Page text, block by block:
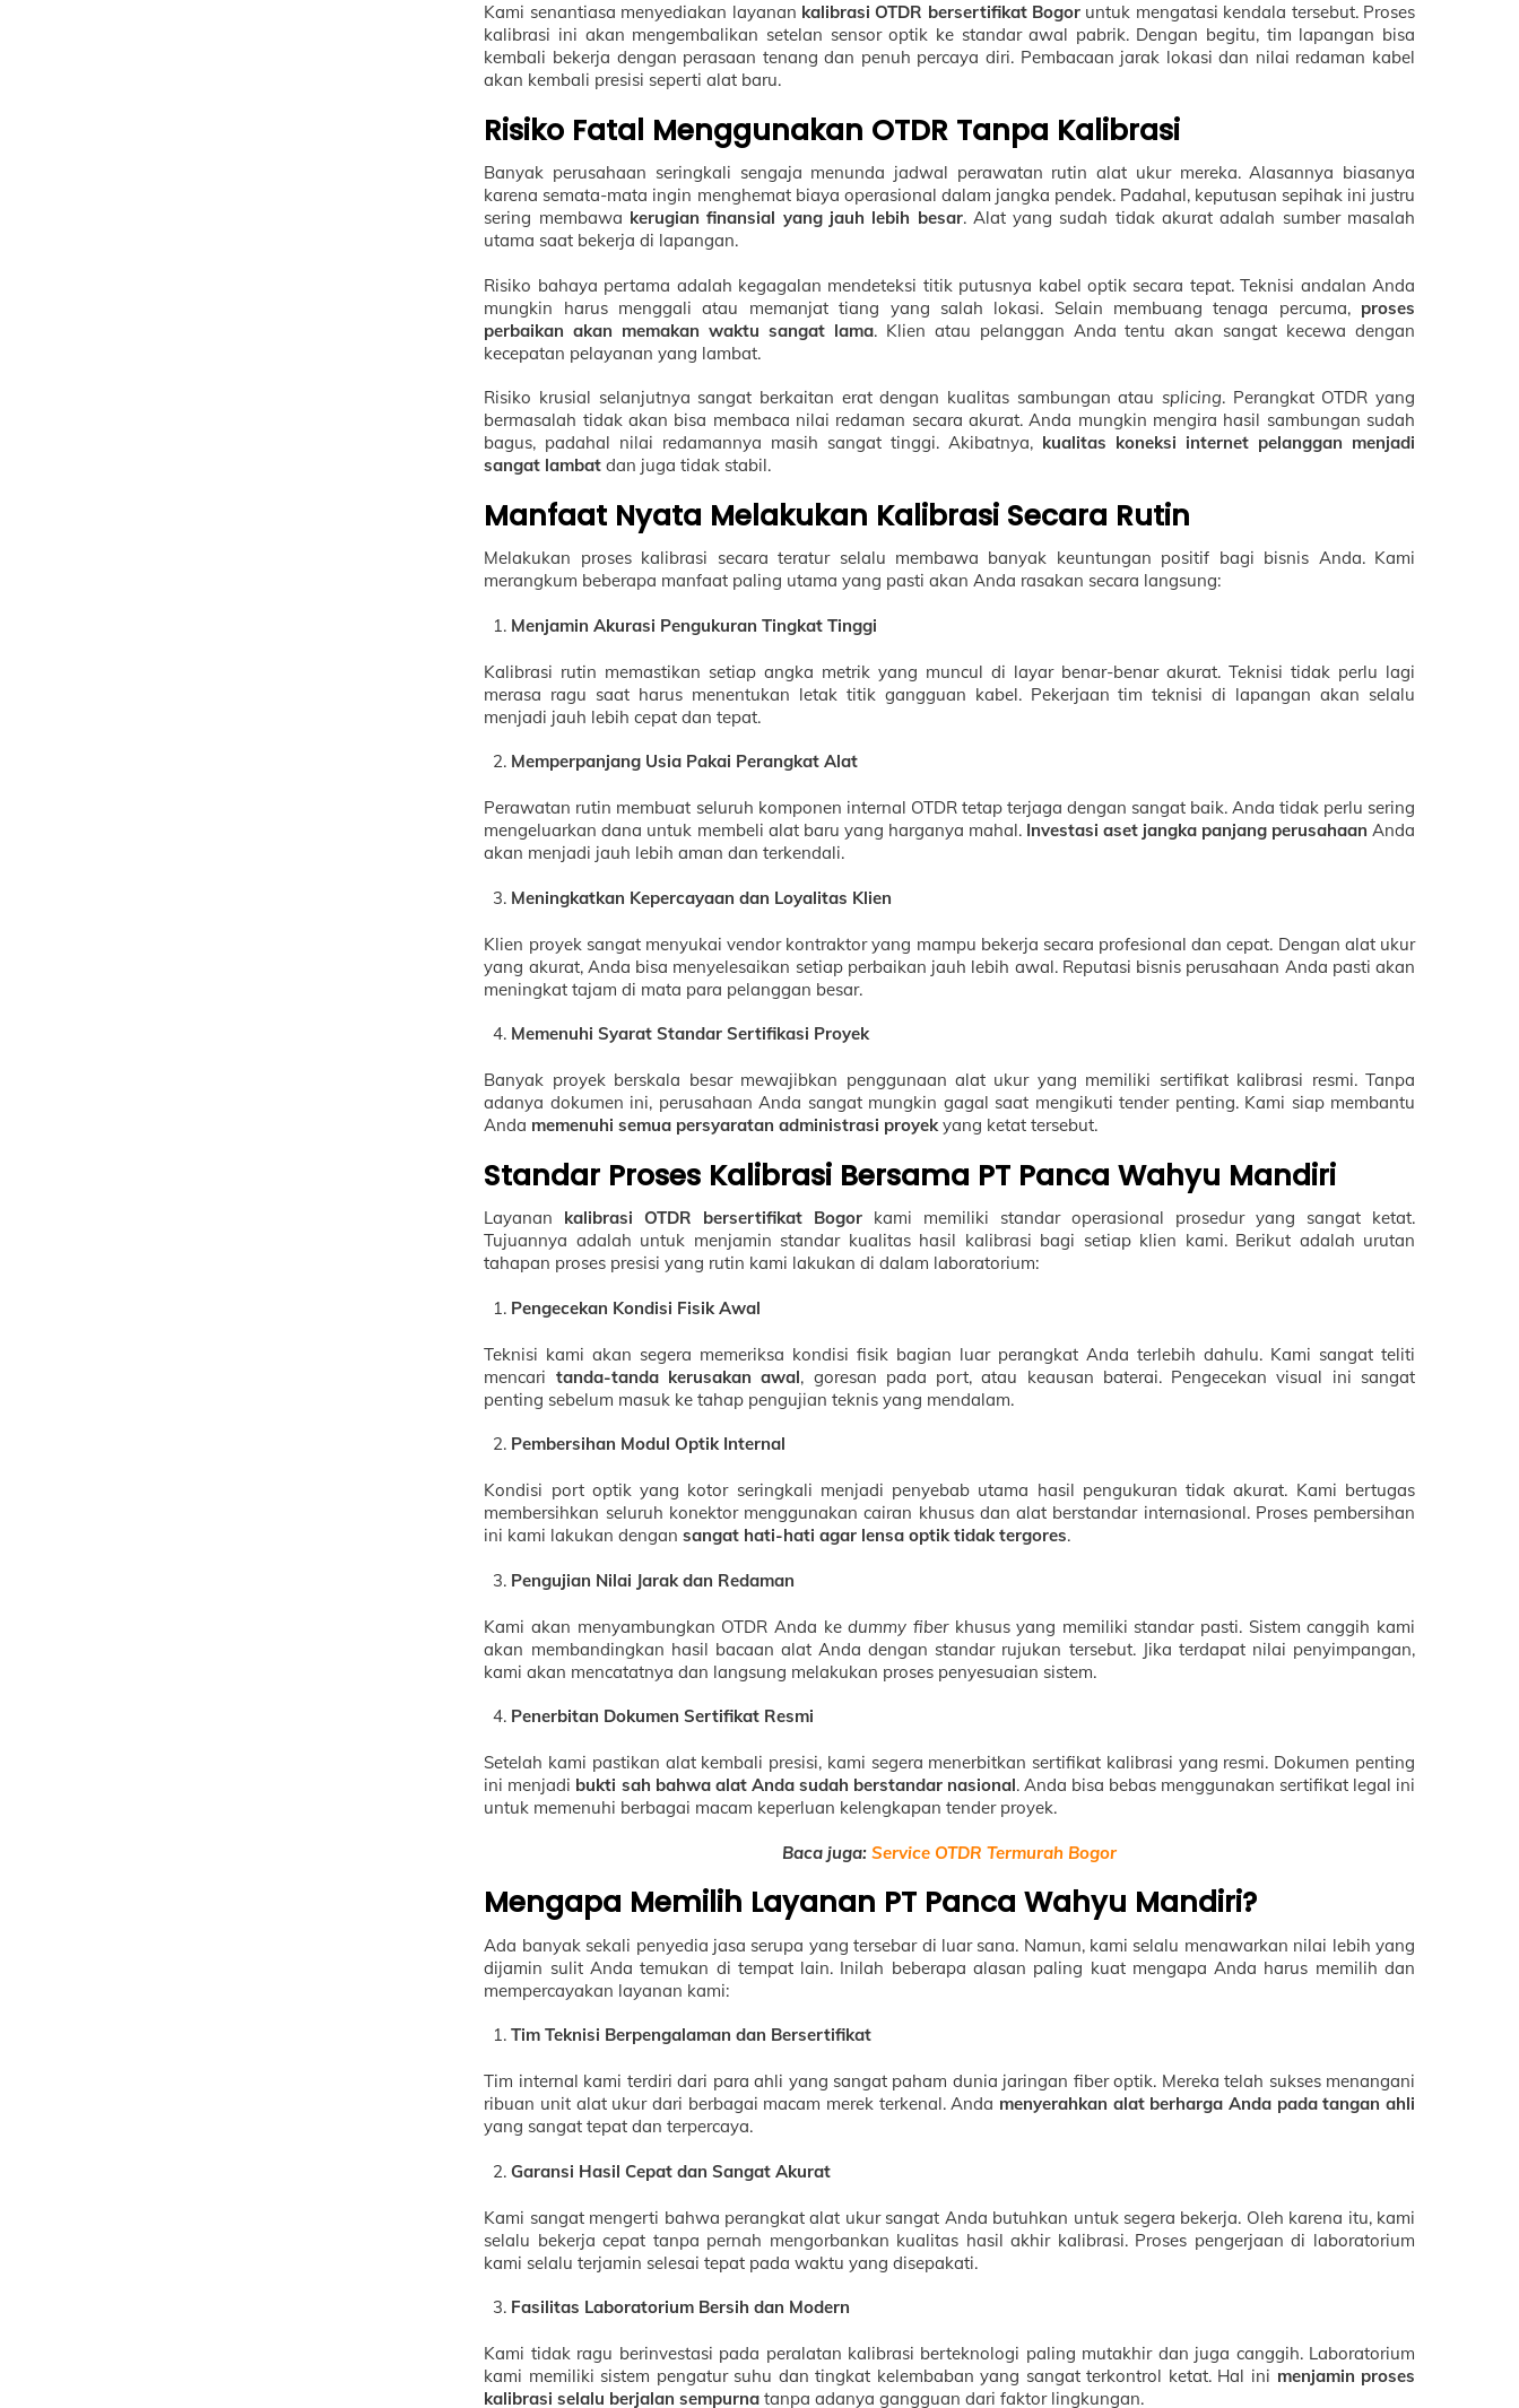
Kami senantiasa menyediakan layanan kalibrasi OTDR bersertifikat Bogor untuk mengatasi kendala tersebut. Proses
kalibrasi ini akan mengembalikan setelan sensor optik ke standar awal pabrik. Dengan begitu, tim lapangan bisa
kembali bekerja dengan perasaan tenang dan penuh percaya diri. Pembacaan jarak lokasi dan nilai redaman kabel
akan kembali presisi seperti alat baru.
Risiko Fatal Menggunakan OTDR Tanpa Kalibrasi
Banyak perusahaan seringkali sengaja menunda jadwal perawatan rutin alat ukur mereka. Alasannya biasanya
karena semata-mata ingin menghemat biaya operasional dalam jangka pendek. Padahal, keputusan sepihak ini justru
sering membawa kerugian finansial yang jauh lebih besar. Alat yang sudah tidak akurat adalah sumber masalah
utama saat bekerja di lapangan.
Risiko bahaya pertama adalah kegagalan mendeteksi titik putusnya kabel optik secara tepat. Teknisi andalan Anda
mungkin harus menggali atau memanjat tiang yang salah lokasi. Selain membuang tenaga percuma, proses
perbaikan akan memakan waktu sangat lama. Klien atau pelanggan Anda tentu akan sangat kecewa dengan
kecepatan pelayanan yang lambat.
Risiko krusial selanjutnya sangat berkaitan erat dengan kualitas sambungan atausplicing. Perangkat OTDR yang
bermasalah tidak akan bisa membaca nilai redaman secara akurat. Anda mungkin mengira hasil sambungan sudah
bagus, padahal nilai redamannya masih sangat tinggi. Akibatnya, kualitas koneksi internet pelanggan menjadi
sangat lambat dan juga tidak stabil.
Manfaat Nyata Melakukan Kalibrasi Secara Rutin
Melakukan proses kalibrasi secara teratur selalu membawa banyak keuntungan positif bagi bisnis Anda. Kami
merangkum beberapa manfaat paling utama yang pasti akan Anda rasakan secara langsung:
Menjamin Akurasi Pengukuran Tingkat Tinggi
Kalibrasi rutin memastikan setiap angka metrik yang muncul di layar benar-benar akurat. Teknisi tidak perlu lagi
merasa ragu saat harus menentukan letak titik gangguan kabel. Pekerjaan tim teknisi di lapangan akan selalu
menjadi jauh lebih cepat dan tepat.
Memperpanjang Usia Pakai Perangkat Alat
Perawatan rutin membuat seluruh komponen internal OTDR tetap terjaga dengan sangat baik. Anda tidak perlu sering
mengeluarkan dana untuk membeli alat baru yang harganya mahal. Investasi aset jangka panjang perusahaan Anda
akan menjadi jauh lebih aman dan terkendali.
Meningkatkan Kepercayaan dan Loyalitas Klien
Klien proyek sangat menyukai vendor kontraktor yang mampu bekerja secara profesional dan cepat. Dengan alat ukur
yang akurat, Anda bisa menyelesaikan setiap perbaikan jauh lebih awal. Reputasi bisnis perusahaan Anda pasti akan
meningkat tajam di mata para pelanggan besar.
Memenuhi Syarat Standar Sertifikasi Proyek
Banyak proyek berskala besar mewajibkan penggunaan alat ukur yang memiliki sertifikat kalibrasi resmi. Tanpa
adanya dokumen ini, perusahaan Anda sangat mungkin gagal saat mengikuti tender penting. Kami siap membantu
Anda memenuhi semua persyaratan administrasi proyekyang ketat tersebut.
Standar Proses Kalibrasi Bersama PT Panca Wahyu Mandiri
Layanan kalibrasi OTDR bersertifikat Bogor kami memiliki standar operasional prosedur yang sangat ketat.
Tujuannya adalah untuk menjamin standar kualitas hasil kalibrasi bagi setiap klien kami. Berikut adalah urutan
tahapan proses presisi yang rutin kami lakukan di dalam laboratorium:
Pengecekan Kondisi Fisik Awal
Teknisi kami akan segera memeriksa kondisi fisik bagian luar perangkat Anda terlebih dahulu. Kami sangat teliti
mencari tanda-tanda kerusakan awal, goresan pada port, atau keausan baterai. Pengecekan visual ini sangat
penting sebelum masuk ke tahap pengujian teknis yang mendalam.
Pembersihan Modul Optik Internal
Kondisi port optik yang kotor seringkali menjadi penyebab utama hasil pengukuran tidak akurat. Kami bertugas
membersihkan seluruh konektor menggunakan cairan khusus dan alat berstandar internasional. Proses pembersihan
ini kami lakukan dengansangat hati-hati agar lensa optik tidak tergores.
Pengujian Nilai Jarak dan Redaman
Kami akan menyambungkan OTDR Anda kedummy fiberkhusus yang memiliki standar pasti. Sistem canggih kami
akan membandingkan hasil bacaan alat Anda dengan standar rujukan tersebut. Jika terdapat nilai penyimpangan,
kami akan mencatatnya dan langsung melakukan proses penyesuaian sistem.
Penerbitan Dokumen Sertifikat Resmi
Setelah kami pastikan alat kembali presisi, kami segera menerbitkan sertifikat kalibrasi yang resmi. Dokumen penting
ini menjadi bukti sah bahwa alat Anda sudah berstandar nasional. Anda bisa bebas menggunakan sertifikat legal ini
untuk memenuhi berbagai macam keperluan kelengkapan tender proyek.
Baca juga:Service OTDR Termurah Bogor
Mengapa Memilih Layanan PT Panca Wahyu Mandiri?
Ada banyak sekali penyedia jasa serupa yang tersebar di luar sana. Namun, kami selalu menawarkan nilai lebih yang
dijamin sulit Anda temukan di tempat lain. Inilah beberapa alasan paling kuat mengapa Anda harus memilih dan
mempercayakan layanan kami:
Tim Teknisi Berpengalaman dan Bersertifikat
Tim internal kami terdiri dari para ahli yang sangat paham dunia jaringan fiber optik. Mereka telah sukses menangani
ribuan unit alat ukur dari berbagai macam merek terkenal. Anda menyerahkan alat berharga Anda pada tangan ahli
yang sangat tepat dan terpercaya.
Garansi Hasil Cepat dan Sangat Akurat
Kami sangat mengerti bahwa perangkat alat ukur sangat Anda butuhkan untuk segera bekerja. Oleh karena itu, kami
selalu bekerja cepat tanpa pernah mengorbankan kualitas hasil akhir kalibrasi. Proses pengerjaan di laboratorium
kami selalu terjamin selesai tepat pada waktu yang disepakati.
Fasilitas Laboratorium Bersih dan Modern
Kami tidak ragu berinvestasi pada peralatan kalibrasi berteknologi paling mutakhir dan juga canggih. Laboratorium
kami memiliki sistem pengatur suhu dan tingkat kelembaban yang sangat terkontrol ketat. Hal ini menjamin proses
kalibrasi selalu berjalan sempurna tanpa adanya gangguan dari faktor lingkungan.